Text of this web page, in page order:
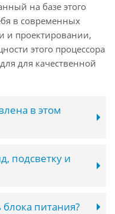
на базе этого
в современных
и проектировании,
этого процессора
для качественной
в этом
подсветку и
питания?